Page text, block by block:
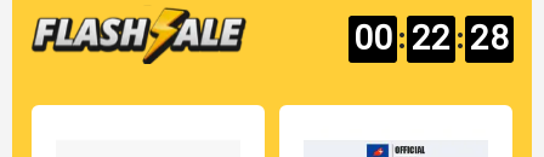
00: 22: 28